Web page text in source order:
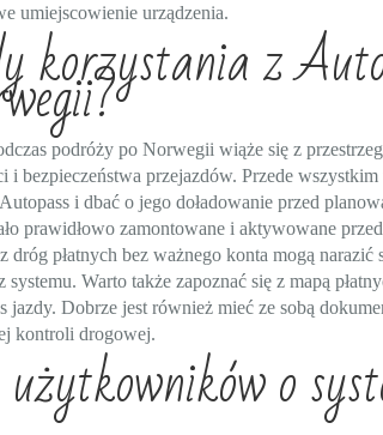
umiejscowienie urządzenia.
korzystania z
podróży po Norwegii wiąże się z
i bezpieczeństwa przejazdów. Przede
i dbać o jego doładowanie przed
prawidłowo zamontowane i aktywowane
płatnych bez ważnego konta mogą narazić
systemu. Warto także zapoznać się z mapą
jazdy. Dobrze jest również mieć ze sobą
kontroli drogowej.
o